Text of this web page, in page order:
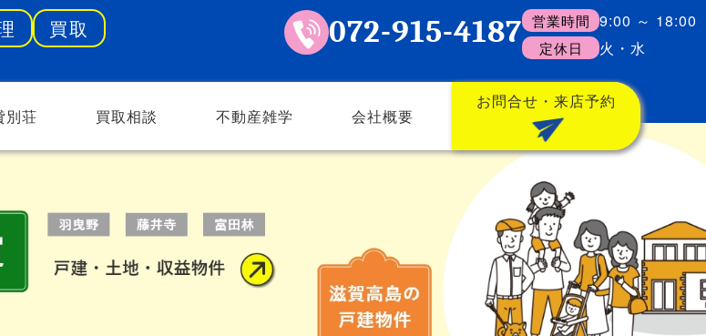
買取 072-915-4187 営業時間 9:00 ～ 18:00
定休日 火・水
別荘 買取相談 不動産雑学 会社概要
お問合せ・来店予約